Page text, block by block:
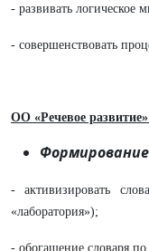
- развивать логическое
- совершенствовать
ОО «Речевое
- активизировать
«лаборатория»);
- обогащение словаря